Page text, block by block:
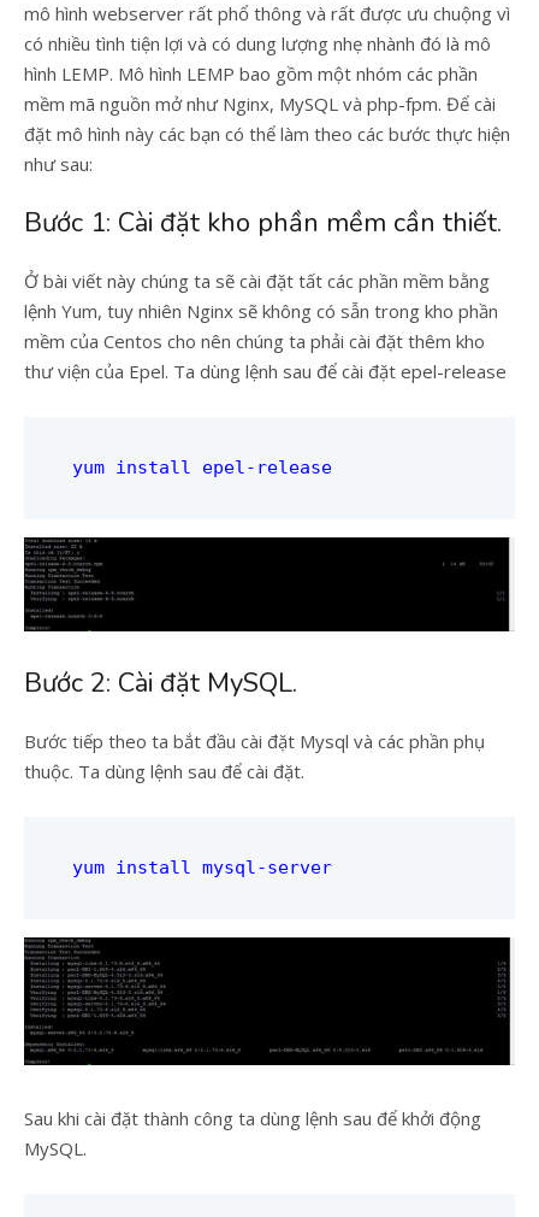
mô hình webserver rất phổ thông và rất được ưu chuộng vì
có nhiều tình tiện lợi và có dung lượng nhẹ nhành đó là mô
hình LEMP. Mô hình LEMP bao gồm một nhóm các phần
mềm mã nguồn mở như Nginx, MySQL và php-fpm. Để cài
đặt mô hình này các bạn có thể làm theo các bước thực hiện
như sau:
Bước 1: Cài đặt kho phần mềm cần thiết.
Ở bài viết này chúng ta sẽ cài đặt tất các phần mềm bằng
lệnh Yum, tuy nhiên Nginx sẽ không có sẫn trong kho phần
mềm của Centos cho nên chúng ta phải cài đặt thêm kho
thư viện của Epel. Ta dùng lệnh sau để cài đặt epel-release
yum install epel-release
Bước 2: Cài đặt MySQL.
Bước tiếp theo ta bắt đầu cài đặt Mysql và các phần phụ
thuộc. Ta dùng lệnh sau để cài đặt.
Sau khi cài đặt thành công ta dùng lệnh sau để khởi động
MySQL.